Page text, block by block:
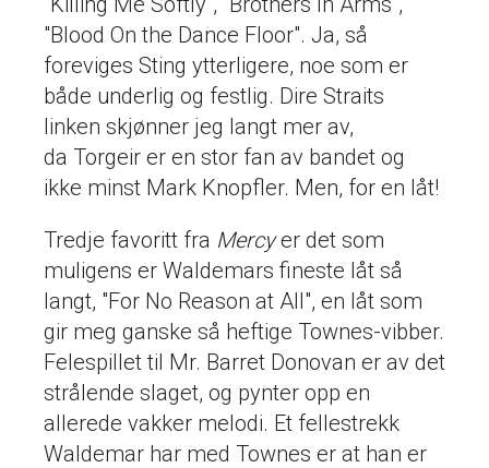
"Blood On the Dance Floor". Ja, så
foreviges Sting ytterligere, noe som er
både underlig og festlig. Dire Straits
linken skjønner jeg langt mer av,
da Torgeir er en stor fan av bandet og
ikke minst Mark Knopfler. Men, for en låt!
Tredje favoritt fra Mercyer det som
muligens er Waldemars fineste låt så
langt, "For No Reason at All", en låt som
gir meg ganske så heftige Townes-vibber.
Felespillet til Mr. Barret Donovan er av det
strålende slaget, og pynter opp en
allerede vakker melodi. Et fellestrekk
Waldemar har med Townes er at han er